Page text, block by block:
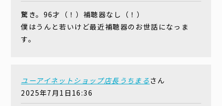
驚き。96才（！）補聴器なし（！）
僕はうんと若いけど最近補聴器のお世話になっま
す。
ユーアイネットショップ店長うちまる さん
2025年7月1日16:36